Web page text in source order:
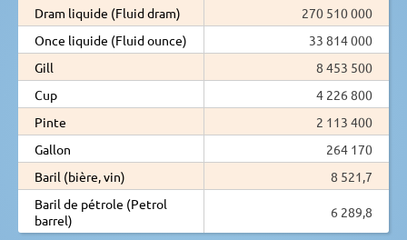
Dram liquide (Fluid dram)
270 510 000
Once liquide (Fluid ounce)
33 814 000
Gill
8 453 500
Cup
4 226 800
Pinte
2 113 400
Gallon
264 170
Baril (bière, vin)
8 521,7
Baril de pétrole (Petrol
barrel)
6 289,8